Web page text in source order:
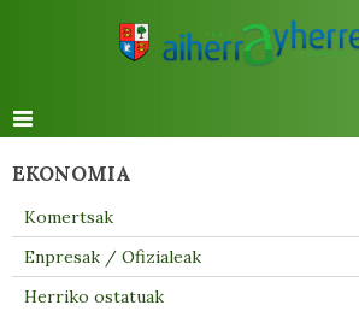
EKONOMIA
Komertsak
Enpresak / Ofizialeak
Herriko ostatuak